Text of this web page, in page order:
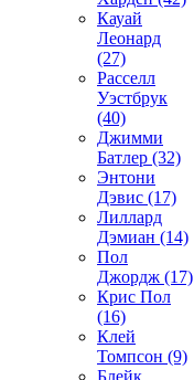
Кауай
Леонард
(27)
Расселл
Уэстбрук
(40)
Джимми
Батлер (32)
Энтони
Дэвис (17)
Лиллард
Дэмиан (14)
Пол
Джордж (17)
Крис Пол
(16)
Клей
Томпсон (9)
Блейк